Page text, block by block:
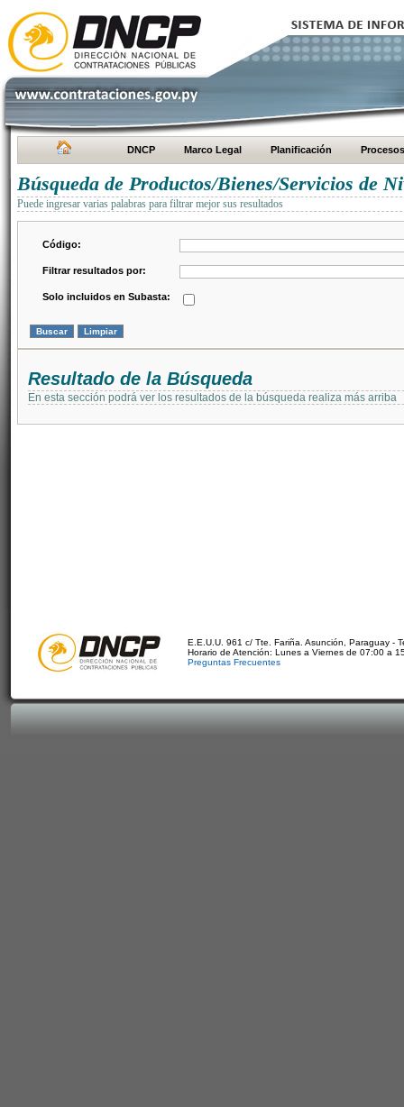
DNCP Marco Legal Planificación Procesos
Búsqueda de Productos/Bienes/Servicios de
Puede ingresar varias palabras para filtrar mejor sus resultados
Código:
Filtrar resultados por:
Solo incluidos en Subasta:
Resultado de la Búsqueda
En esta sección podrá ver los resultados de la búsqueda realiza más arriba
E.E.U.U. 961 c/ Tte. Fariña. Asunción, Paraguay -
Horario de Atención: Lunes a Viernes de 07:00 a
Preguntas Frecuentes